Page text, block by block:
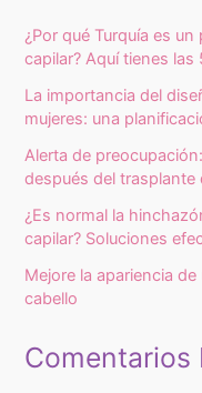
¿Por qué Turquía es
capilar? Aquí tienes las
La importancia del
mujeres: una
Alerta de
después del trasplante
¿Es normal la
capilar? Soluciones
Mejore la apariencia
cabello
Comentarios